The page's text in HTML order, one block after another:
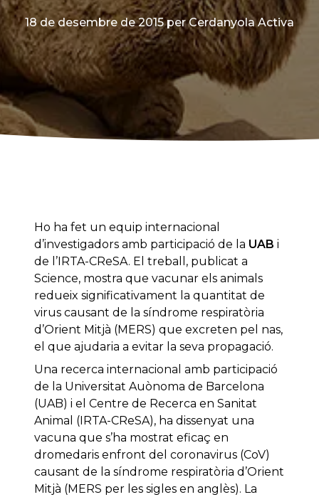
18 de desembre de 2015 per Cerdanyola Activa
Ho ha fet un equip internacional
d’investigadors amb participació de la UAB i
de l’IRTA-CReSA. El treball, publicat a
Science, mostra que vacunar els animals
redueix significativament la quantitat de
virus causant de la síndrome respiratòria
d’Orient Mitjà (MERS) que excreten pel nas,
el que ajudaria a evitar la seva propagació.
Una recerca internacional amb participació
de la Universitat Auònoma de Barcelona
(UAB) i el Centre de Recerca en Sanitat
Animal (IRTA-CReSA), ha dissenyat una
vacuna que s’ha mostrat eficaç en
dromedaris enfront del coronavirus (CoV)
causant de la síndrome respiratòria d’Orient
Mitjà (MERS per les sigles en anglès). La